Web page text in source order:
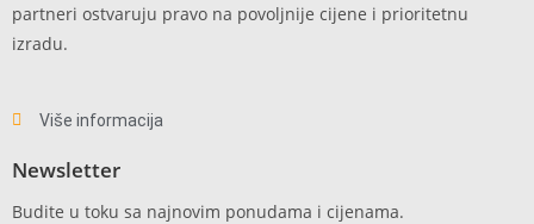
partneri ostvaruju pravo na povoljnije cijene i prioritetnu
izradu.
Više informacija
Newsletter
Budite u toku sa najnovim ponudama i cijenama.